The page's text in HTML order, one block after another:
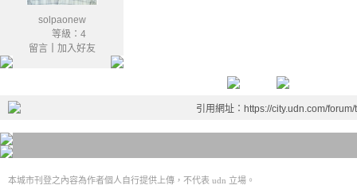
solpaonew
等級：4
留言｜ 加入好友
引用網址：https://city.udn.com/
本城市刊登之內容為作者個人自行提供上傳，不代表 udn 立場。